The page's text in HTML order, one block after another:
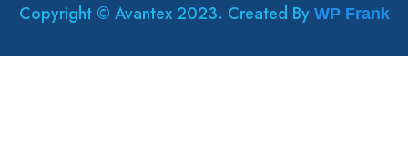
Copyright © Avantex 2023. Created By WP Frank